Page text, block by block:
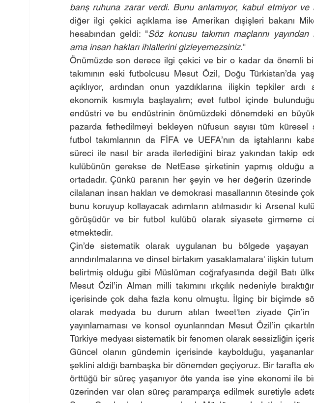
barış ruhuna zarar verdi. Bunu anlamıyor, kabul etmiyor ve
diğer ilgi çekici açıklama ise Amerikan dışişleri bakanı
hesabından geldi: "Söz konusu takımın maçlarını
ama insan hakları ihlallerini gizleyemezsiniz."
Önümüzde son derece ilgi çekici ve bir o kadar da önemli
takımının eski futbolcusu Mesut Özil, Doğu Türkistan’da
açıklıyor, ardından onun yazdıklarına ilişkin tepkiler ardı
ekonomik kısmıyla başlayalım; evet futbol içinde
endüstri ve bu endüstrinin önümüzdeki dönemdeki en
pazarda fethedilmeyi bekleyen nüfusun sayısı tüm
futbol takımlarının da FİFA ve UEFA’nın da iştahlarını
süreci ile nasıl bir arada ilerlediğini biraz yakından takip
kulübünün gerekse de NetEase şirketinin yapmış olduğu
ortadadır. Çünkü paranın her şeyin ve her değerin
cilalanan insan hakları ve demokrasi masallarının ötesinde
bunu koruyup kollayacak adımların atılmasıdır ki Arsenal
görüşüdür ve bir futbol kulübü olarak siyasete girmeme
etmektedir.
Çin’de sistematik olarak uygulanan bu bölgede yaşayan
arındırılmalarına ve dinsel birtakım yasaklamalara' ilişkin
belirtmiş olduğu gibi Müslüman coğrafyasında değil Batı
Mesut Özil’in Alman milli takımını ırkçılık nedeniyle
içerisinde çok daha fazla konu olmuştu. İlginç bir biçimde
olarak medyada bu durum atılan tweet'ten ziyade Çin’in
yayınlamaması ve konsol oyunlarından Mesut Özil’in
Türkiye medyası sistematik bir fenomen olarak sessizliğin
Güncel olanın gündemin içerisinde kaybolduğu,
şeklini aldığı bambaşka bir dönemden geçiyoruz. Bir tarafta
örttüğü bir süreç yaşanıyor öte yanda ise yine ekonomi ile
üzerinden var olan süreç paramparça edilmek suretiyle